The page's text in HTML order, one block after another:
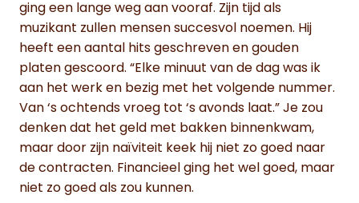
ging een lange weg aan vooraf. Zijn tijd als
muzikant zullen mensen succesvol noemen. Hij
heeft een aantal hits geschreven en gouden
platen gescoord. “Elke minuut van de dag was ik
aan het werk en bezig met het volgende nummer.
Van ‘s ochtends vroeg tot ‘s avonds laat.” Je zou
denken dat het geld met bakken binnenkwam,
maar door zijn naïviteit keek hij niet zo goed naar
de contracten. Financieel ging het wel goed, maar
niet zo goed als zou kunnen.